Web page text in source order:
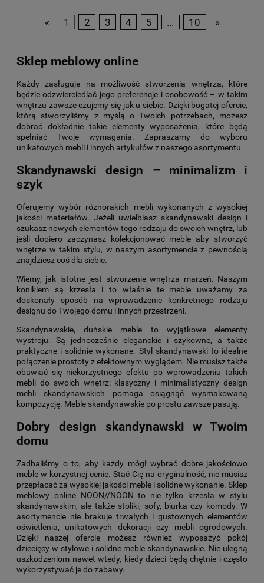
« 1 2 3 4 5 ... 10 »
Sklep meblowy online
Każdy zasługuje na możliwość stworzenia wnętrza, które
będzie odzwierciedlać jego preferencje i osobowość – w takim
wnętrzu zawsze czujemy się jak u siebie. Dzięki bogatej ofercie,
którą stworzyliśmy z myślą o Twoich potrzebach, możesz
dobrać dokładnie takie elementy wyposażenia, które będą
spełniać Twoje wymagania. Zapraszamy do wyboru
unikatowych mebli i innych artykułów z naszego asortymentu.
Skandynawski design – minimalizm i
szyk
Oferujemy wybór różnorakich mebli wykonanych z wysokiej
jakości materiałów. Jeżeli uwielbiasz skandynawski design i
szukasz nowych elementów tego rodzaju do swoich wnętrz, lub
jeśli dopiero zaczynasz kolekcjonować meble aby stworzyć
wnętrze w takim stylu, w naszym asortymencie z pewnością
znajdziesz coś dla siebie.
Wiemy, jak istotne jest stworzenie wnętrza marzeń. Naszym
konikiem są krzesła i to właśnie te meble uważamy za
doskonały sposób na wprowadzenie konkretnego rodzaju
designu do Twojego domu i innych przestrzeni.
Skandynawskie, duńskie meble to wyjątkowe elementy
wystroju. Są jednocześnie eleganckie i szykowne, a także
praktyczne i solidnie wykonane. Styl skandynawski to idealne
połączenie prostoty z efektownym wyglądem. Nie musisz także
obawiać się niekorzystnego efektu po wprowadzeniu takich
mebli do swoich wnętrz: klasyczny i minimalistyczny design
mebli skandynawskich pomaga osiągnąć wysmakowaną
kompozycję. Meble skandynawskie po prostu zawsze pasują.
Dobry design skandynawski w Twoim
domu
Zadbaliśmy o to, aby każdy mógł wybrać dobre jakościowo
meble w korzystnej cenie. Stać Cię na oryginalność, nie musisz
przepłacać za wysokiej jakości meble i solidne wykonanie. Sklep
meblowy online NOON//NOON to nie tylko krzesła w stylu
skandynawskim, ale także stoliki, sofy, biurka czy komody. W
asortymencie nie brakuje trwałych i gustownych elementów
oświetlenia, unikatowych dekoracji czy mebli ogrodowych.
Dzięki naszej ofercie możesz również wyposażyć pokój
dziecięcy w stylowe i solidne meble skandynawskie. Nie ulegną
uszkodzeniom nawet wtedy, kiedy dzieci będą chętnie i często
wykorzystywać je do zabawy.